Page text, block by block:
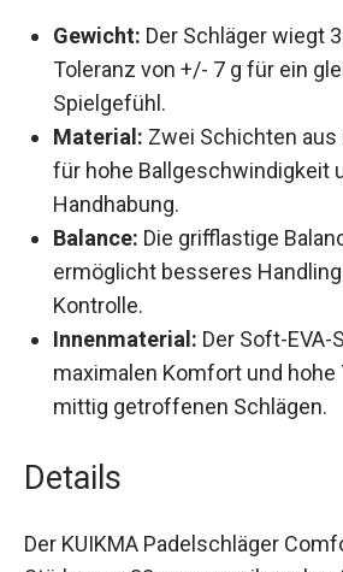
Gewicht: Der Schläger wiegt
Toleranz von +/- 7 g für ein
Spielgefühl.
Material: Zwei Schichten aus
sorgen für hohe
leichte Handhabung.
Balance: Die grifflastige
ermöglicht besseres
Kontrolle.
Innenmaterial: Der Soft-
bietet maximalen Komfort
bei nicht mittig getroffenen
Details
Der KUIKMA Padelschläger